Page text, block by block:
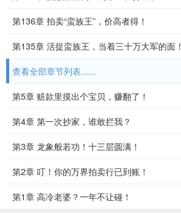
第136章 拍卖“蛮族王”，价高者得！
第135章 活捉蛮族王，当着三十万大军的面！
查看全部章节列表......
第5章 赃款里摸出个宝贝，赚翻了！
第4章 第一次抄家，谁敢拦我？
第3章 龙象般若功！十三层圆满！
第2章 叮！你的万界拍卖行已到账！
第1章 高冷老婆？一年不让碰！